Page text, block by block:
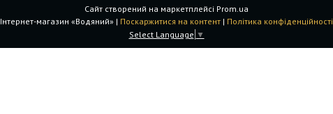
Сайт створений на маркетплейсі Prom.ua
Інтернет-магазин «Водяний» | Поскаржитися на контент | Політика конфіденційності
Select Language ▼